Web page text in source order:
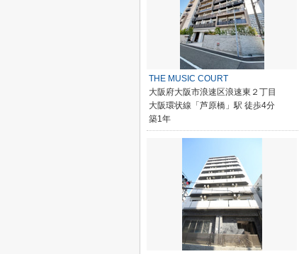
THE MUSIC COURT
大阪府大阪市浪速区浪速東２丁目
大阪環状線「芦原橋」駅 徒歩4分
築1年